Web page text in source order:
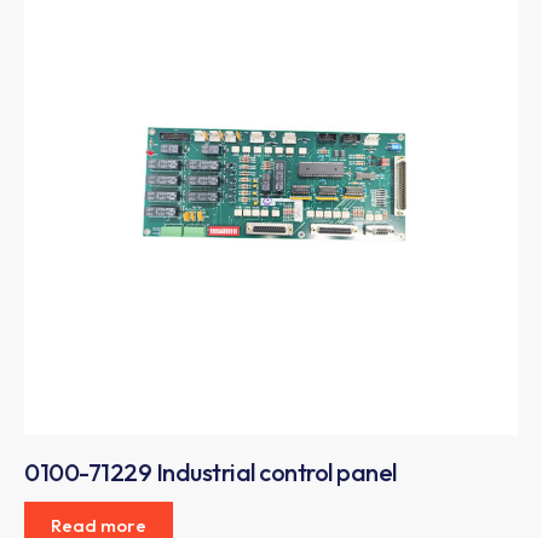
0100-71229 Industrial control panel
Read more